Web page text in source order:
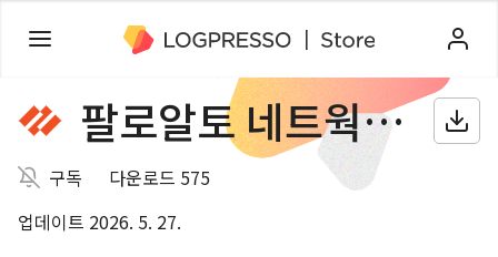
팔로알토 네트웍스 방화벽
구독
다운로드 575
업데이트 2026. 5. 27.